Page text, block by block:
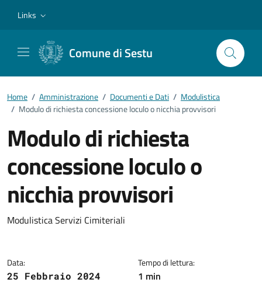
Links
Comune di Sestu
Home / Amministrazione / Documenti e Dati / Modulistica
/ Modulo di richiesta concessione loculo o nicchia provvisori
Modulo di richiesta
concessione loculo o
nicchia provvisori
Dettagli del documento
Modulistica Servizi Cimiteriali
Data:
25 Febbraio 2024
Tempo di lettura:
1 min